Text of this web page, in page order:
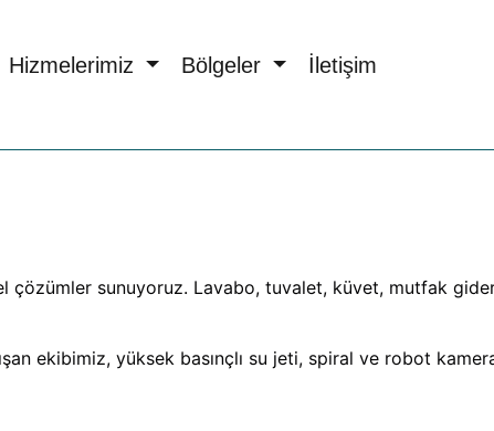
Hizmelerimiz Bölgeler İletişim
çözümler sunuyoruz. Lavabo, tuvalet, küvet, mutfak
ekibimiz, yüksek basınçlı su jeti, spiral ve robot